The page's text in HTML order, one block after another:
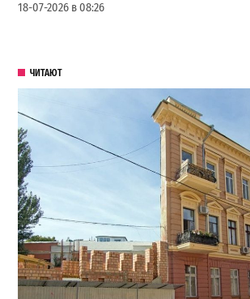
18-07-2026 в 08:26
ЧИТАЮТ